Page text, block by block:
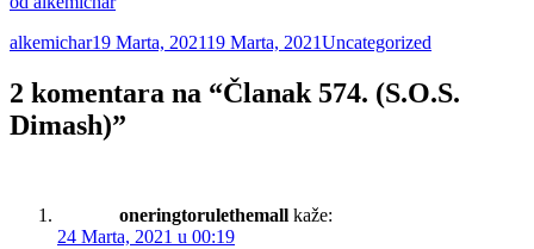
Autor
alkemicharObjavljeno
19 Marta, 202119 Marta, 2021Kategorije
Uncategorized
2 komentara na “Članak 574. (S.O.S.
Dimash)”
oneringtorulethemall kaže:
24 Marta, 2021 u 00:19